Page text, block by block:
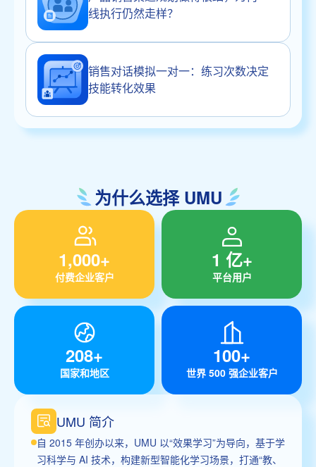
线执行仍然走样？
销售对话模拟一对一：练习次数决定
技能转化效果
为什么选择 UMU
1,000+
付费企业客户
1 亿+
平台用户
208+
国家和地区
100+
世界 500 强企业客户
UMU 简介
自 2015 年创办以来，UMU 以“效果学习”为导向，基于学
习科学与 AI 技术，构建新型智能化学习场景，打通“教、